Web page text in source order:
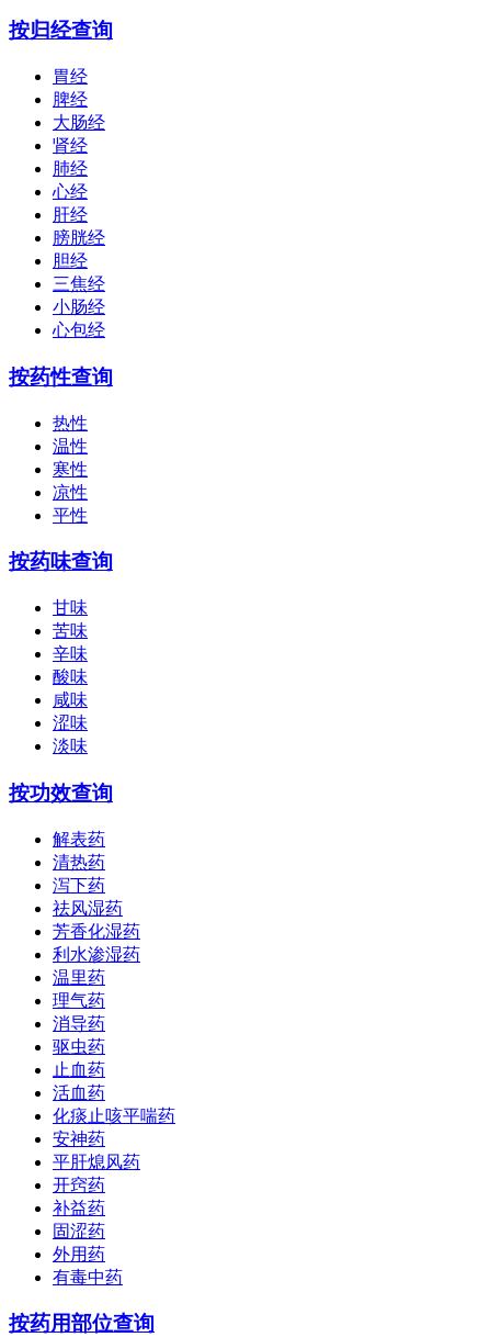
按归经查询
胃经
脾经
大肠经
肾经
肺经
心经
肝经
膀胱经
胆经
三焦经
小肠经
心包经
按药性查询
热性
温性
寒性
凉性
平性
按药味查询
甘味
苦味
辛味
酸味
咸味
涩味
淡味
按功效查询
解表药
清热药
泻下药
祛风湿药
芳香化湿药
利水渗湿药
温里药
理气药
消导药
驱虫药
止血药
活血药
化痰止咳平喘药
安神药
平肝熄风药
开窍药
补益药
固涩药
外用药
有毒中药
按药用部位查询